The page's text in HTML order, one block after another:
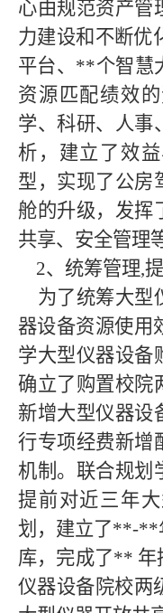
心由规范资产管
力建设和不断
平台、**个智慧
资源匹配绩效
学、科研、人事
析，建立了效
型，实现了公房
舱的升级，发挥
共享、安全管理
2、统筹管理,
为了统筹大型
器设备资源使用
学大型仪器设备
确立了购置校院
新增大型仪器设
行专项经费新增
机制。联合规划
提前对近三年
划，建立了**-**
库，完成了** 年
仪器设备院校两